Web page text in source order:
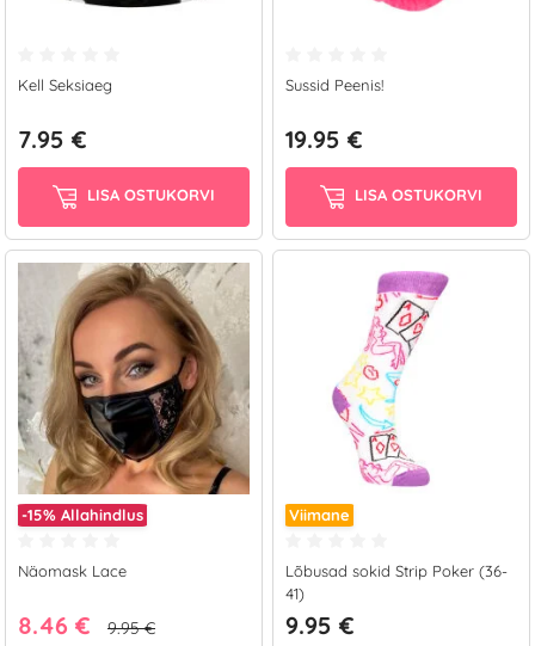
Kell Seksiaeg
7.95 €
LISA OSTUKORVI
Sussid Peenis!
19.95 €
LISA OSTUKORVI
-15% Allahindlus
Näomask Lace
8.46 € 9.95 €
Viimane
Lõbusad sokid Strip Poker (36-
41)
9.95 €